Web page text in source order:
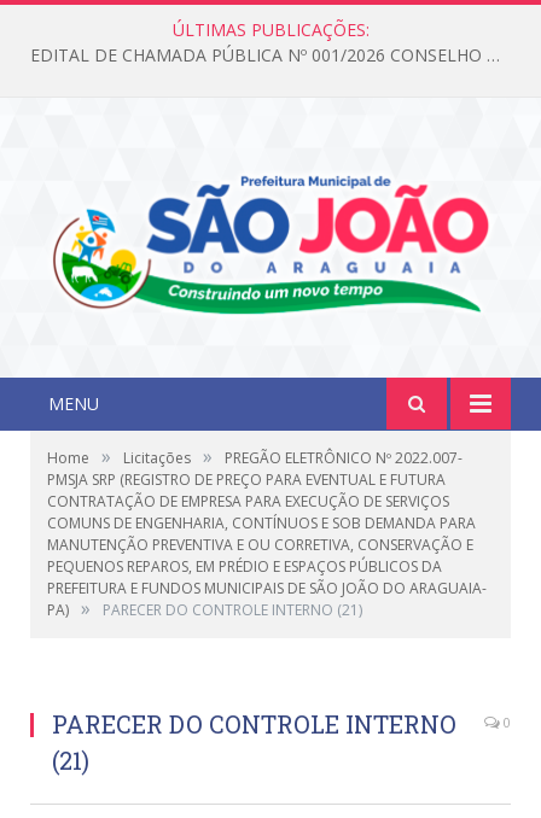
ÚLTIMAS PUBLICAÇÕES:
EDITAL DE CHAMADA PÚBLICA Nº 001/2026 CONSELHO DOS DIREITOS DA CRIANÇA E DO ADOLESCENTE
MENU
Home » Licitações »
PREGÃO ELETRÔNICO Nº 2022.007-
PMSJA SRP (REGISTRO DE PREÇO PARA EVENTUAL E FUTURA
CONTRATAÇÃO DE EMPRESA PARA EXECUÇÃO DE SERVIÇOS
COMUNS DE ENGENHARIA, CONTÍNUOS E SOB DEMANDA PARA
MANUTENÇÃO PREVENTIVA E OU CORRETIVA, CONSERVAÇÃO E
PEQUENOS REPAROS, EM PRÉDIO E ESPAÇOS PÚBLICOS DA
PREFEITURA E FUNDOS MUNICIPAIS DE SÃO JOÃO DO ARAGUAIA-
PA) » PARECER DO CONTROLE INTERNO (21)
PARECER DO CONTROLE INTERNO
(21)
0